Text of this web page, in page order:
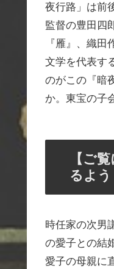
夜行路」は前
監督の豊田四
『雁』、織
文学を代表す
のがこの『暗
か。東宝の子
【ご
るよう
時任家の次男
の愛子との結
愛子の母親に